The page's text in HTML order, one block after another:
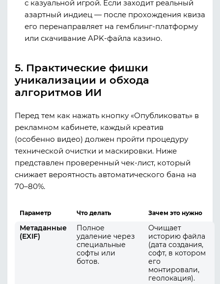
с казуальной игрой. Если заходит реальный
азартный индиец — после прохождения квиза
его перенаправляет на гемблинг-платформу
или скачивание APK-файла казино.
5. Практические фишки
уникализации и обхода
алгоритмов ИИ
Перед тем как нажать кнопку «Опубликовать» в
рекламном кабинете, каждый креатив
(особенно видео) должен пройти процедуру
технической очистки и маскировки. Ниже
представлен проверенный чек-лист, который
снижает вероятность автоматического бана на
70–80%.
Параметр Что делать Зачем это нужно
Метаданные
(EXIF)
Полное
удаление через
специальные
софты или
ботов.
Очищает
историю файла
(дата создания,
софт, в котором
его
монтировали,
геолокация).